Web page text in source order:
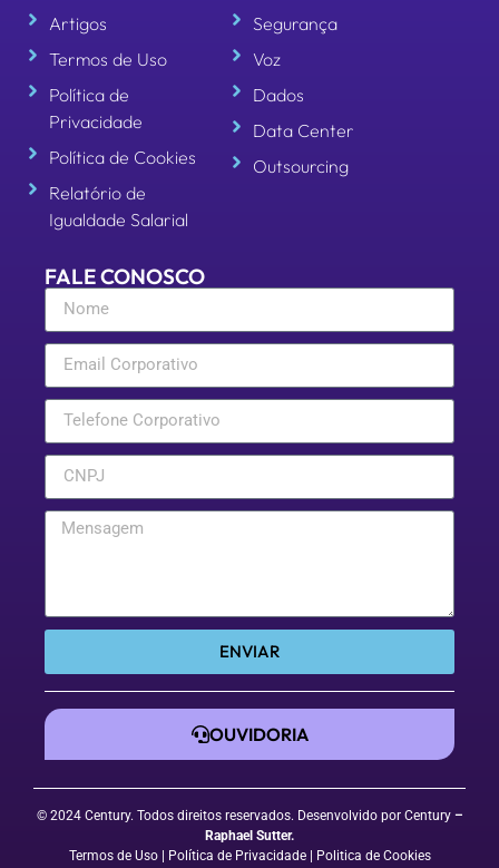
Artigos
Termos de Uso
Política de
Privacidade
Política de Cookies
Relatório de
Igualdade Salarial
Segurança
Voz
Dados
Data Center
Outsourcing
FALE CONOSCO
ENVIAR
OUVIDORIA
© 2024 Century. Todos direitos reservados. Desenvolvido por Century –
Raphael Sutter.
Termos de Uso
| Política de Privacidade| Politica de Cookies